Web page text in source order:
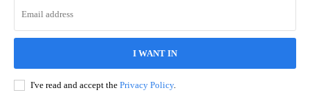
I WANT IN
I've read and accept the Privacy Policy.